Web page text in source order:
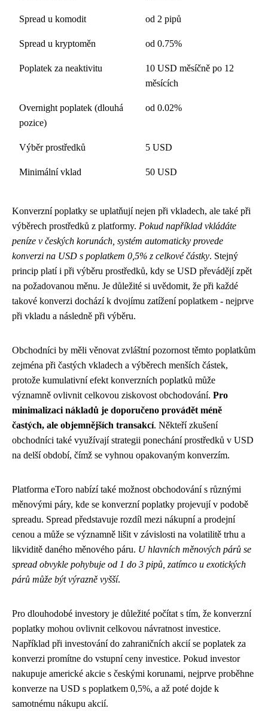
Spread u komodit od 2 pipů
Spread u kryptoměn od 0.75%
Poplatek za neaktivitu
10 USD měsíčně po 12
měsících
Overnight poplatek (dlouhá
pozice)
od 0.02%
Výběr prostředků 5 USD
Minimální vklad 50 USD
Konverzní poplatky se uplatňují nejen při vkladech, ale také při
výběrech prostředků z platformy. Pokud například vkládáte
peníze v českých korunách, systém automaticky provede
konverzi na USD s poplatkem 0,5% z celkové částky. Stejný
princip platí i při výběru prostředků, kdy se USD převádějí zpět
na požadovanou měnu. Je důležité si uvědomit, že při každé
takové konverzi dochází k dvojímu zatížení poplatkem - nejprve
při vkladu a následně při výběru.
Obchodníci by měli věnovat zvláštní pozornost těmto poplatkům
zejména při častých vkladech a výběrech menších částek,
protože kumulativní efekt konverzních poplatků může
významně ovlivnit celkovou ziskovost obchodování. Pro
minimalizaci nákladů je doporučeno provádět méně
častých, ale objemnějších transakcí. Někteří zkušení
obchodníci také využívají strategii ponechání prostředků v USD
na delší období, čímž se vyhnou opakovaným konverzím.
Platforma eToro nabízí také možnost obchodování s různými
měnovými páry, kde se konverzní poplatky projevují v podobě
spreadu. Spread představuje rozdíl mezi nákupní a prodejní
cenou a může se významně lišit v závislosti na volatilitě trhu a
likviditě daného měnového páru. U hlavních měnových párů se
spread obvykle pohybuje od 1 do 3 pipů, zatímco u exotických
párů může být výrazně vyšší.
Pro dlouhodobé investory je důležité počítat s tím, že konverzní
poplatky mohou ovlivnit celkovou návratnost investice.
Například při investování do zahraničních akcií se poplatek za
konverzi promítne do vstupní ceny investice. Pokud investor
nakupuje americké akcie s českými korunami, nejprve proběhne
konverze na USD s poplatkem 0,5%, a až poté dojde k
samotnému nákupu akcií.